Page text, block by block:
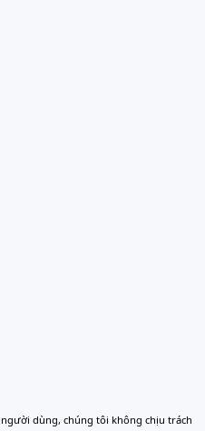
dùng, chúng tôi không chịu trách